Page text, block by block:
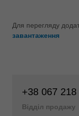
Для перегляду
завантаження
+38 067 218
Відділ продажу